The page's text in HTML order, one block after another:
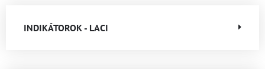
INDIKÁTOROK - LACI